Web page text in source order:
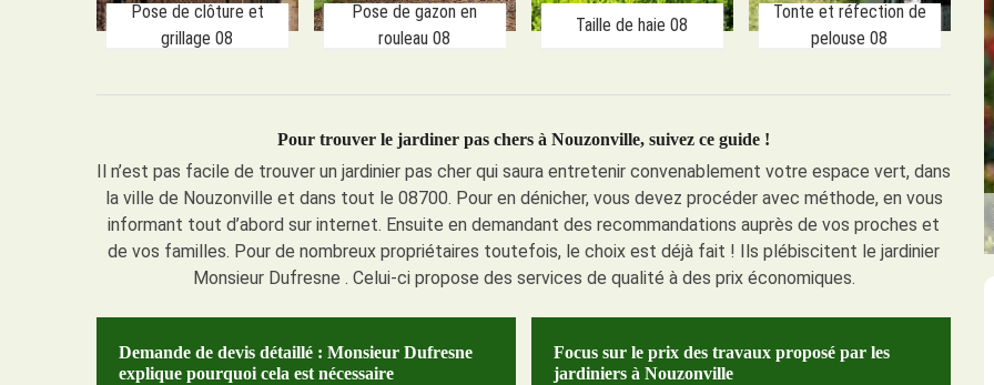
Pose de clôture et
grillage 08
Pose de gazon en
rouleau 08
Taille de haie 08
Tonte et réfection de
pelouse 08
Pour trouver le jardiner pas chers à Nouzonville, suivez ce guide !
Il n’est pas facile de trouver un jardinier pas cher qui saura entretenir convenablement votre espace vert, dans
la ville de Nouzonville et dans tout le 08700. Pour en dénicher, vous devez procéder avec méthode, en vous
informant tout d’abord sur internet. Ensuite en demandant des recommandations auprès de vos proches et
de vos familles. Pour de nombreux propriétaires toutefois, le choix est déjà fait ! Ils plébiscitent le jardinier
Monsieur Dufresne . Celui-ci propose des services de qualité à des prix économiques.
Demande de devis détaillé : Monsieur Dufresne
explique pourquoi cela est nécessaire
Focus sur le prix des travaux proposé par les
jardiniers à Nouzonville